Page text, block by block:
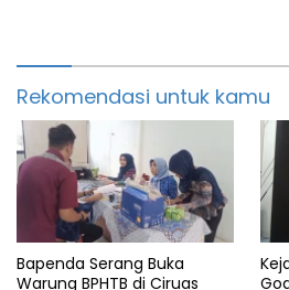
Rekomendasi untuk kamu
Bapenda Serang Buka
Warung BPHTB di Ciruas